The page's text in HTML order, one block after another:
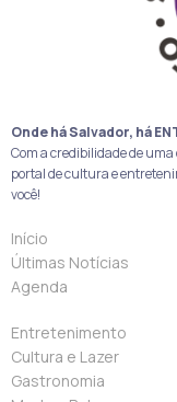
Onde há Salvador, há
Com a credibilidade de
portal de cultura e
você!
Início
Últimas Notícias
Agenda
Entretenimento
Cultura e Lazer
Gastronomia